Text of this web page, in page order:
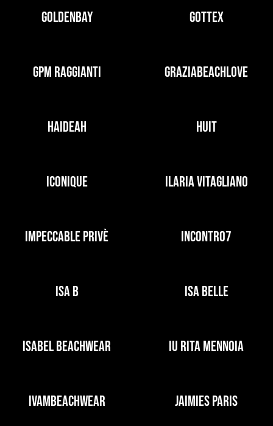
GOLDENBAY GOTTEX
GPM RAGGIANTI GRAZIABEACHLOVE
HAIDEAH HUIT
ICONIQUE ILARIA VITAGLIANO
IMPECCABLE PRIVÈ INCONTRO7
ISA B ISA BELLE
ISABEL BEACHWEAR IU RITA MENNOIA
IVAMBEACHWEAR JAIMIES PARIS